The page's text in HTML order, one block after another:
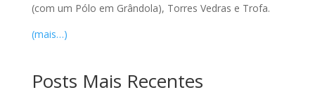
(com um Pólo em Grândola), Torres Vedras e Trofa.
(mais…)
Posts Mais Recentes